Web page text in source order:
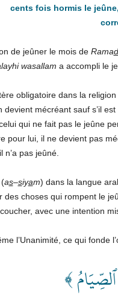
cents fois hormis le
de jeûner le mois de Rama
wasallam a accompli le
obligatoire dans la
devient mécréant sauf s’il
qui ne fait pas le jeûne
pour lui, il ne devient pas
n’a pas jeûné.
as–siyam) dans la langue
des choses qui rompent le
coucher, avec une intention
l’Unanimité, ce qui fonde
﴾